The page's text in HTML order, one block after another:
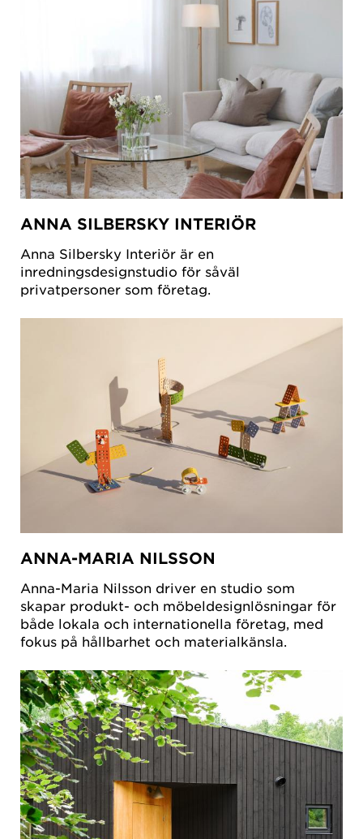
ANNA SILBERSKY INTERIÖR
Anna Silbersky Interiör är en
inredningsdesignstudio för såväl
privatpersoner som företag.
ANNA-MARIA NILSSON
Anna-Maria Nilsson driver en studio som
skapar produkt- och möbeldesignlösningar för
både lokala och internationella företag, med
fokus på hållbarhet och materialkänsla.